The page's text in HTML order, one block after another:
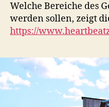
Welche Bereiche des
werden sollen, zeigt
https://